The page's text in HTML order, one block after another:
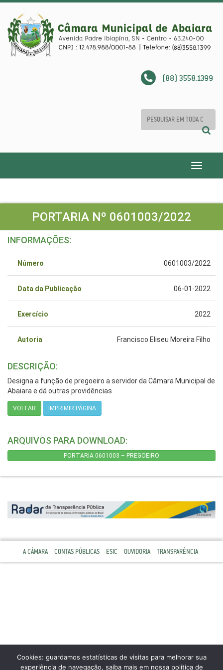
(88) 3558.1399
Toggle
PORTARIA Nº 0601003/2022
INFORMAÇÕES:
Número 0601003/2022
Data da Publicação 06-01-2022
Exercício 2022
Autoria Francisco Eliseu Moreira Filho
DESCRIÇÃO:
Designa a função de pregoeiro a servidor da Câmara Municipal de
Abaiara e dá outras providências
VOLTAR IMPRIMIR PÁGINA
ARQUIVOS PARA DOWNLOAD:
PORTARIA 0601003 – PREGOEIRO
A CÂMARA CONTAS PÚBLICAS ESIC OUVIDORIA TRANSPARÊNCIA
Cookies: guardamos estatísticas de visitas para melhorar sua
experiência de navegação, saiba mais em nossa política de